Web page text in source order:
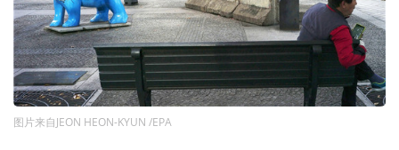
图片来自JEON HEON-KYUN /EPA